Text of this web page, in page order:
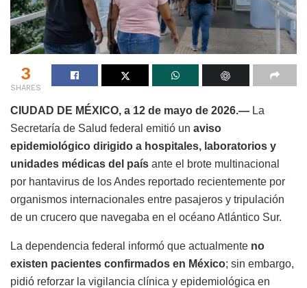
3
SHARES
CIUDAD DE MÉXICO, a 12 de mayo de 2026.— La
Secretaría de Salud federal emitió un aviso
epidemiológico dirigido a hospitales, laboratorios y
unidades médicas del país ante el brote multinacional
por hantavirus de los Andes reportado recientemente por
organismos internacionales entre pasajeros y tripulación
de un crucero que navegaba en el océano Atlántico Sur.
La dependencia federal informó que actualmente no
existen pacientes confirmados en México; sin embargo,
pidió reforzar la vigilancia clínica y epidemiológica en